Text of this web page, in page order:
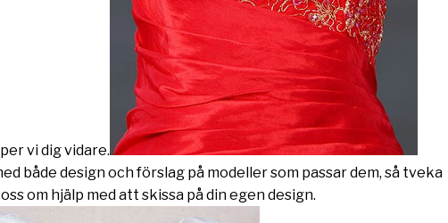
vi dig vidare.
både design och förslag på modeller som passar dem, så tveka
om hjälp med att skissa på din egen design.